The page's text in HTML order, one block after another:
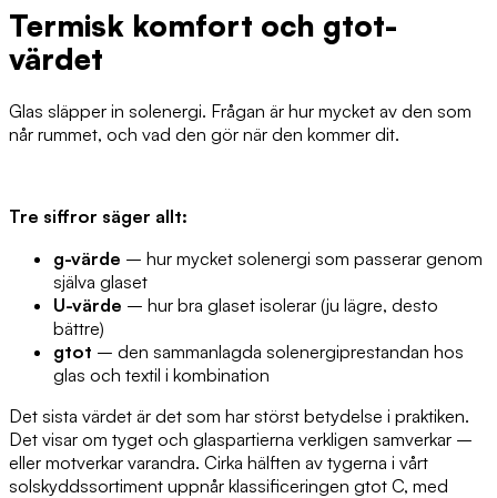
Termisk komfort och gtot-
värdet
Glas släpper in solenergi. Frågan är hur mycket av den som
når rummet, och vad den gör när den kommer dit.
Tre siffror säger allt:
g-värde – hur mycket solenergi som passerar genom
själva glaset
U-värde – hur bra glaset isolerar (ju lägre, desto
bättre)
gtot – den sammanlagda solenergiprestandan hos
glas och textil i kombination
Det sista värdet är det som har störst betydelse i praktiken.
Det visar om tyget och glaspartierna verkligen samverkar –
eller motverkar varandra. Cirka hälften av tygerna i vårt
solskyddssortiment uppnår klassificeringen gtot C, med